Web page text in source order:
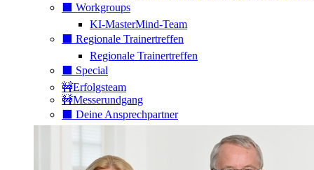
⬛️ Workgroups
KI-MasterMind-Team
⬛️ Regionale Trainertreffen
Regionale Trainertreffen
⬛️ Special
🚧Erfolgsteam
🚧Messerundgang
⬛️ Deine Ansprechpartner